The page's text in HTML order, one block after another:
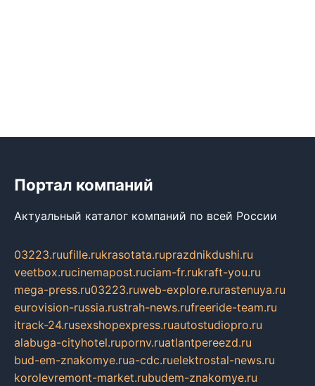
Портал компаний
Актуальный каталог компаний по всей России
03223.ruufille.rukrasotata.ruprazdnikdushi.ru
veetbox.rucinemapost.ruciam-fr.rukraft-you.ru
mega-press.ru03223.ruweb-explore.rurastenuya.ru
eurovision-russia.rustrah-news.rufreeride-team.ru
itrack-24.rusexshopexpress.ruautostudiopro.ru
alabuga-cityhotel.rupornv.ruatlantpereezd.ru
bud-em-znakomye.rua-cdc.ruelektrostal-news.ru
korolevremont-market.rubudem-znakomye.ru